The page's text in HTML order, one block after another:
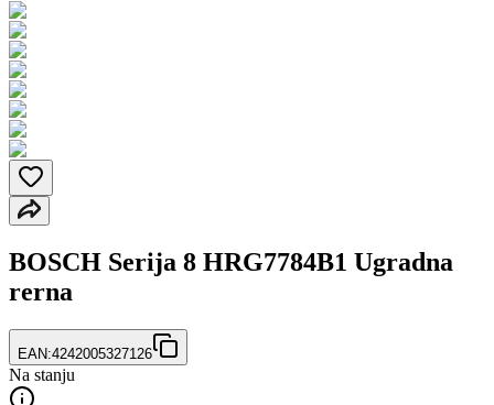
BOSCH Serija 8 HRG7784B1 Ugradna
rerna
EAN:4242005327126
Na stanju